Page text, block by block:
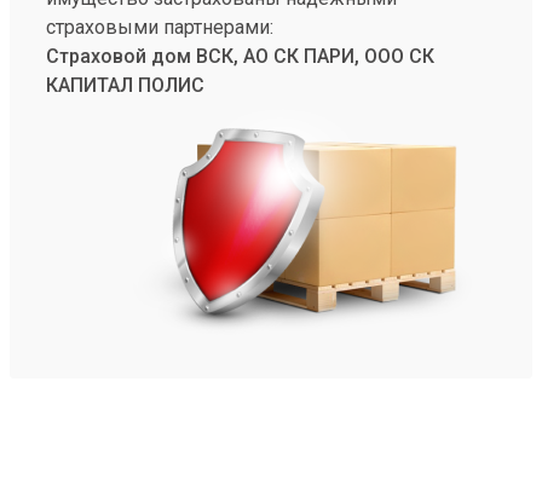
страховыми партнерами:
Страховой дом ВСК, АО СК ПАРИ, ООО СК
КАПИТАЛ ПОЛИС